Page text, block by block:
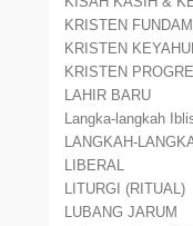
KRISTEN
KRISTEN
KRISTEN
LAHIR BARU
Langka-langkah
LANGKAH-
LIBERAL
LITURGI (RITUAL)
LUBANG JARUM